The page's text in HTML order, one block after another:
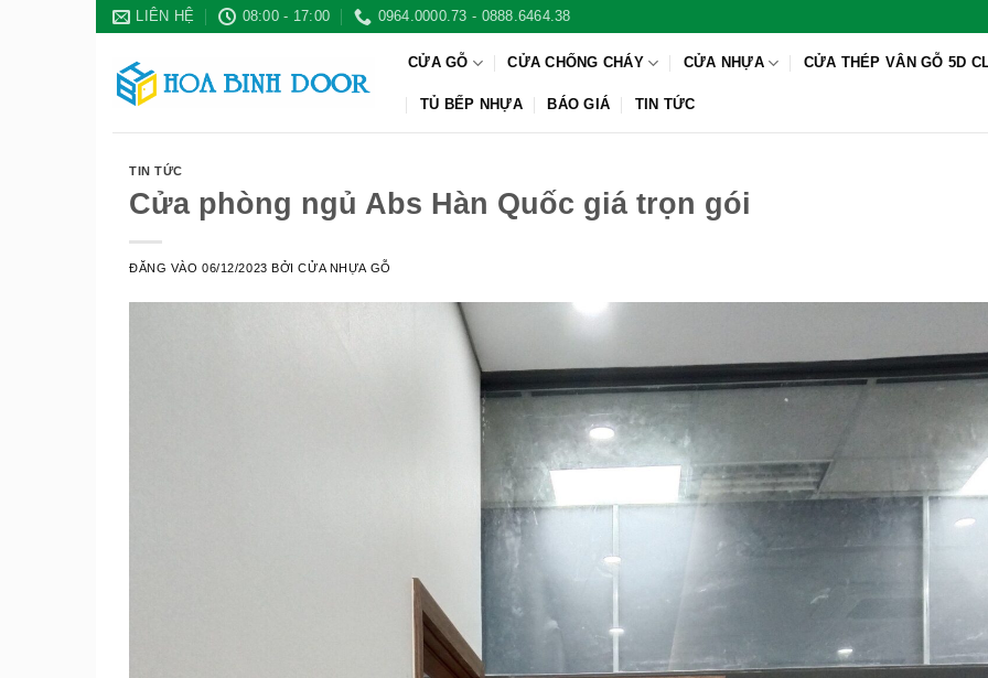
Bỏ
dung
LIÊN HỆ 08:00 - 17:00 0964.0000.73 - 0888.6464.38
CỬA GỖ CỬA CHỐNG CHÁY CỬA NHỰA CỬA THÉP VÂN GỖ 5D
TỦ BẾP NHỰA BÁO GIÁ TIN TỨC
TIN TỨC
Cửa phòng ngủ Abs Hàn Quốc giá trọn gói
ĐĂNG VÀO06/12/2023 BỞICỬA NHỰA GỖ